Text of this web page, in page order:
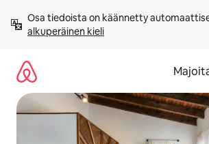
sisältö
väliin
Osa tiedoista on käännetty
alkuperäinen kieli